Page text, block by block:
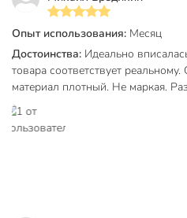
Опыт использования: Месяц
Достоинства: Идеально
товара соответствует
материал плотный. Не маркая.